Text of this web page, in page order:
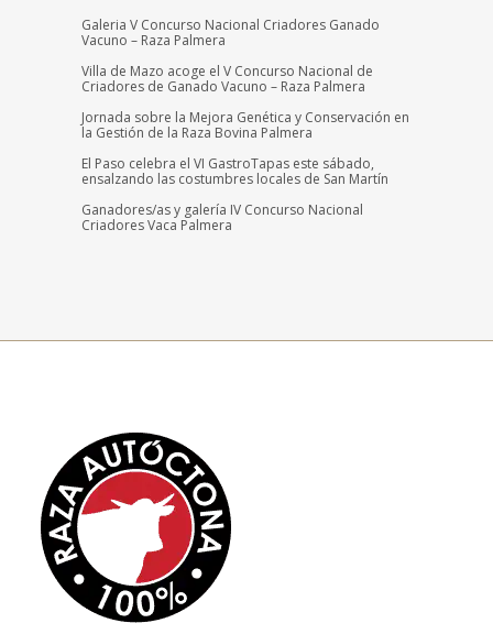
Galeria V Concurso Nacional Criadores Ganado
Vacuno – Raza Palmera
Villa de Mazo acoge el V Concurso Nacional de
Criadores de Ganado Vacuno – Raza Palmera
Jornada sobre la Mejora Genética y Conservación en
la Gestión de la Raza Bovina Palmera
El Paso celebra el VI GastroTapas este sábado,
ensalzando las costumbres locales de San Martín
Ganadores/as y galería IV Concurso Nacional
Criadores Vaca Palmera